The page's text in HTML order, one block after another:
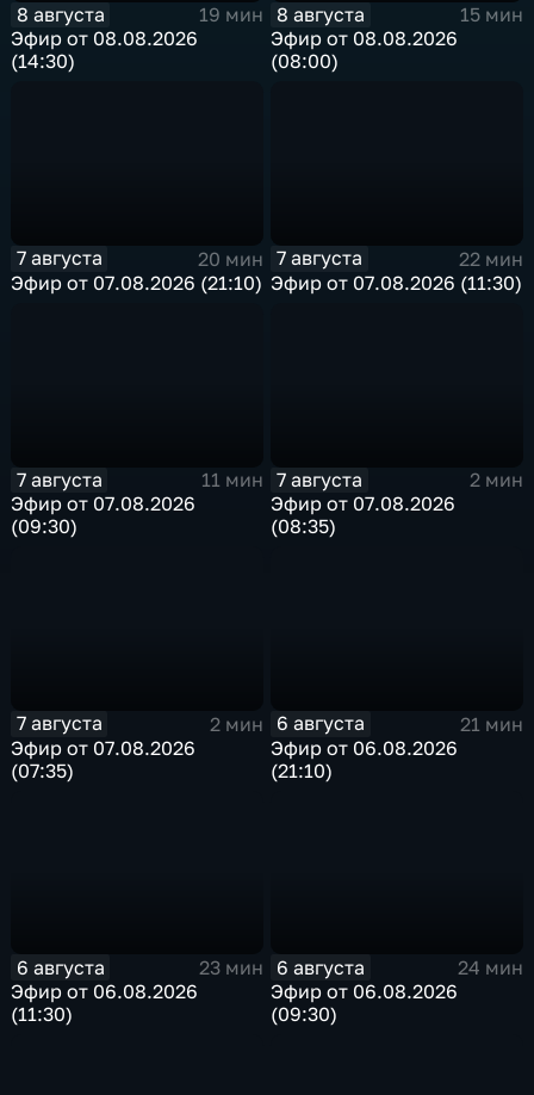
8 августа
19 мин
Эфир от 08.08.2026
(14:30)
8 августа
15 мин
Эфир от 08.08.2026
(08:00)
7 августа
20 мин
Эфир от 07.08.2026 (21:10)
7 августа
22 мин
Эфир от 07.08.2026 (11:30)
7 августа
11 мин
Эфир от 07.08.2026
(09:30)
7 августа
2 мин
Эфир от 07.08.2026
(08:35)
7 августа
2 мин
Эфир от 07.08.2026
(07:35)
6 августа
21 мин
Эфир от 06.08.2026
(21:10)
6 августа
23 мин
Эфир от 06.08.2026
(11:30)
6 августа
24 мин
Эфир от 06.08.2026
(09:30)